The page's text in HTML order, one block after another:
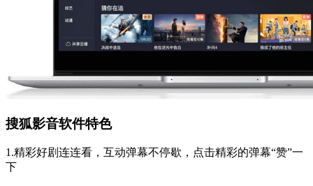
搜狐影音软件特色
1.精彩好剧连连看，互动弹幕不停歇，点击精彩的弹幕“赞”一
下